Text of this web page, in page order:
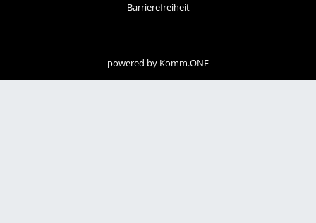
Barrierefreiheit
powered by Komm.ONE